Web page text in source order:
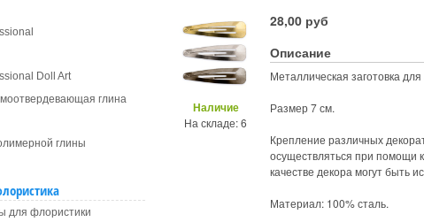
Doll Art
глина
глины
для флористики
Наличие
На складе: 6
28,00 руб
Описание
Металлическая заготовка
Размер 7 см.
Крепление различных
осуществляться при помощи
качестве декора могут быть
Материал: 100% сталь.